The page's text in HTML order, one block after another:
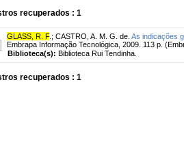
recuperados : 1
GLASS, R. F. ; CASTRO, A. M. G. de. As indicações
Embrapa Informação Tecnológica, 2009. 113 p.
Biblioteca(s): Biblioteca Rui Tendinha.
recuperados : 1